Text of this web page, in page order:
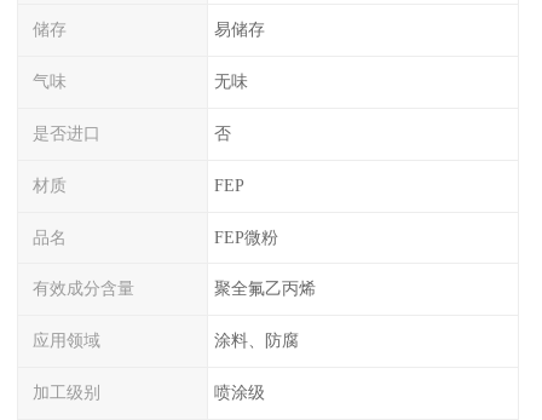
储存 易储存
气味 无味
是否进口 否
材质 FEP
品名 FEP微粉
有效成分含量 聚全氟乙丙烯
应用领域 涂料、防腐
加工级别 喷涂级